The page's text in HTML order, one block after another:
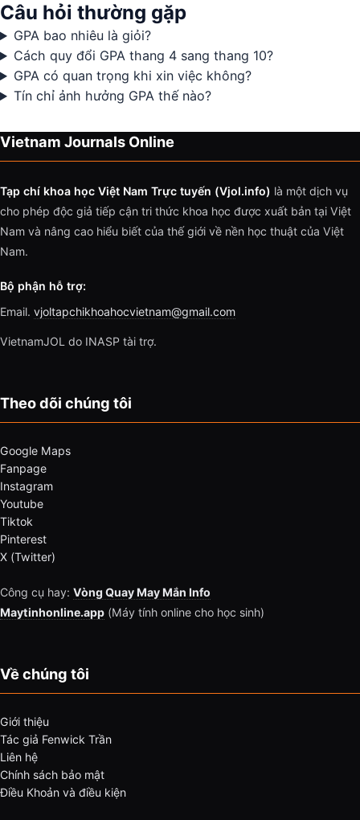
Câu hỏi thường gặp
GPA bao nhiêu là giỏi?
Cách quy đổi GPA thang 4 sang thang 10?
GPA có quan trọng khi xin việc không?
Tín chỉ ảnh hưởng GPA thế nào?
Vietnam Journals Online
Tạp chí khoa học Việt Nam Trực tuyến (Vjol.info) là một dịch vụ
cho phép độc giả tiếp cận tri thức khoa học được xuất bản tại Việt
Nam và nâng cao hiểu biết của thế giới về nền học thuật của Việt
Nam.
Bộ phận hỗ trợ:
Email. vjoltapchikhoahocvietnam@gmail.com
VietnamJOL do INASP tài trợ.
Theo dõi chúng tôi
Google Maps
Fanpage
Instagram
Youtube
Tiktok
Pinterest
X (Twitter)
Công cụ hay: Vòng Quay May Mắn Info
Maytinhonline.app (Máy tính online cho học sinh)
Về chúng tôi
Giới thiệu
Tác giả Fenwick Trần
Liên hệ
Chính sách bảo mật
Điều Khoản và điều kiện